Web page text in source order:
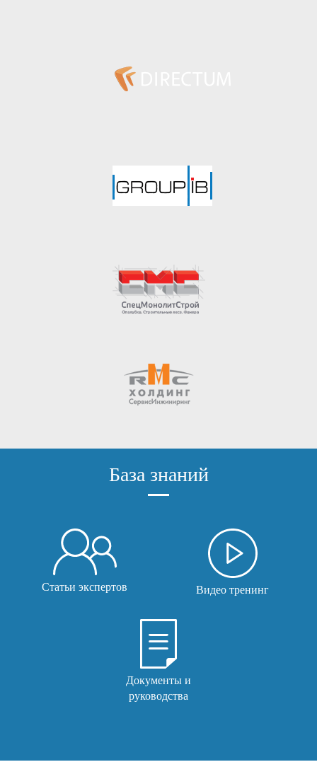
База знаний
Статьи экспертов Видео тренинг
Документы и
руководства